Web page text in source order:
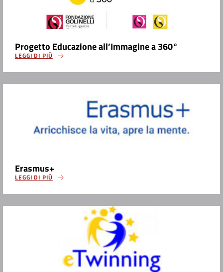
Progetto Educazione all’Immagine a 360°
LEGGI DI PIÙ
Erasmus+
LEGGI DI PIÙ